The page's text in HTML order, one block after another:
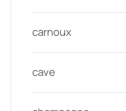
carnoux
cave